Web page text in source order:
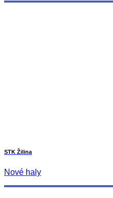
STK Žilina
Nové haly